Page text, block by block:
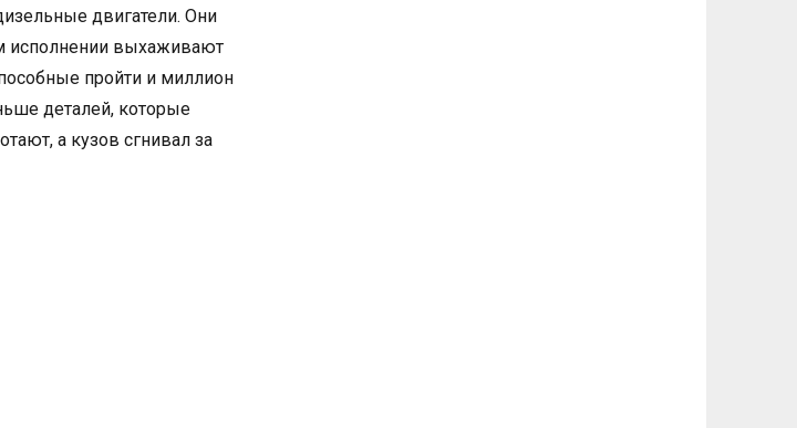
двигатели. Они
исполнении выхаживают
пройти и миллион
деталей, которые
а кузов сгнивал за